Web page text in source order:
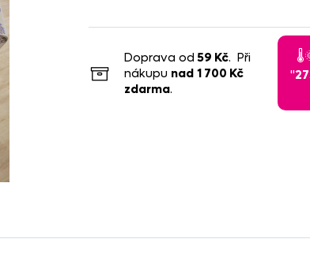
Doprava od 59 Kč. Při
nákupu nad 1 700 Kč
zdarma.
"